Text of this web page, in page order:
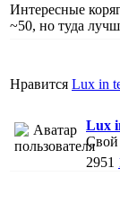
Интересные
~50, но туда
Нравится Lux in
Lux
Свой
2951